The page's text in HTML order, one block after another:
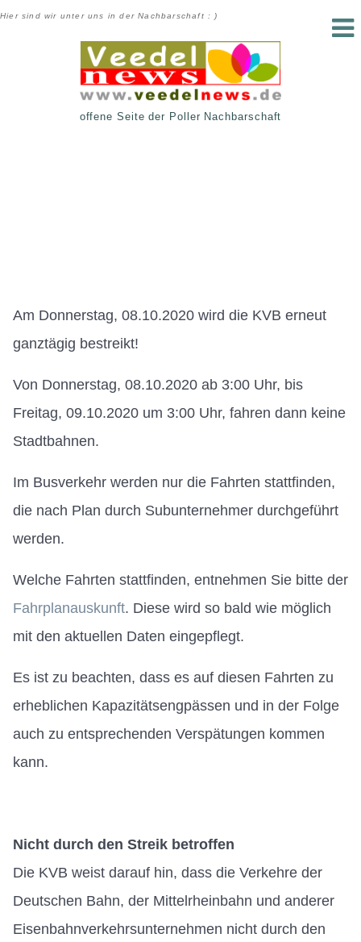
Hier sind wir unter uns in der Nachbarschaft : )
offene Seite der Poller Nachbarschaft
Am Donnerstag, 08.10.2020 wird die KVB erneut
ganztägig bestreikt!
Von Donnerstag, 08.10.2020 ab 3:00 Uhr, bis
Freitag, 09.10.2020 um 3:00 Uhr, fahren dann keine
Stadtbahnen.
Im Busverkehr werden nur die Fahrten stattfinden,
die nach Plan durch Subunternehmer durchgeführt
werden.
Welche Fahrten stattfinden, entnehmen Sie bitte der
Fahrplanauskunft. Diese wird so bald wie möglich
mit den aktuellen Daten eingepflegt.
Es ist zu beachten, dass es auf diesen Fahrten zu
erheblichen Kapazitätsengpässen und in der Folge
auch zu entsprechenden Verspätungen kommen
kann.
Nicht durch den Streik betroffen
Die KVB weist darauf hin, dass die Verkehre der
Deutschen Bahn, der Mittelrheinbahn und anderer
Eisenbahnverkehrsunternehmen nicht durch den